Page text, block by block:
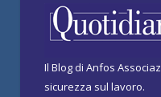
Il Blog di Anfos
sicurezza sul lavoro.